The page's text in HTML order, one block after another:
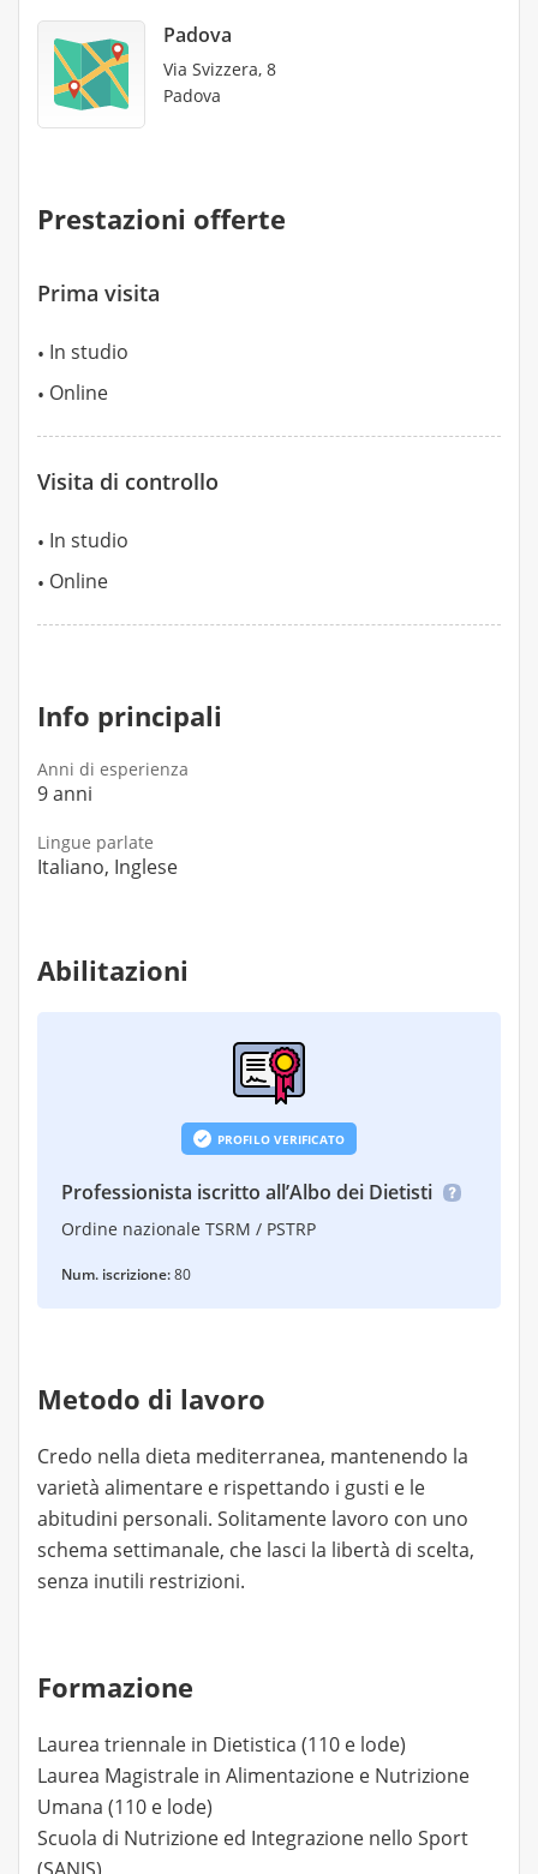
Padova
Via Svizzera, 8
Padova
Prestazioni offerte
Prima visita
In studio
Online
Visita di controllo
In studio
Online
Info principali
Anni di esperienza
9 anni
Lingue parlate
Italiano, Inglese
Abilitazioni
PROFILO VERIFICATO
Professionista iscritto all’Albo dei Dietisti
Ordine nazionale TSRM / PSTRP
Num. iscrizione:80
Metodo di lavoro
Credo nella dieta mediterranea, mantenendo la
varietà alimentare e rispettando i gusti e le
abitudini personali. Solitamente lavoro con uno
schema settimanale, che lasci la libertà di scelta,
senza inutili restrizioni.
Formazione
Laurea triennale in Dietistica (110 e lode)
Laurea Magistrale in Alimentazione e Nutrizione
Umana (110 e lode)
Scuola di Nutrizione ed Integrazione nello Sport